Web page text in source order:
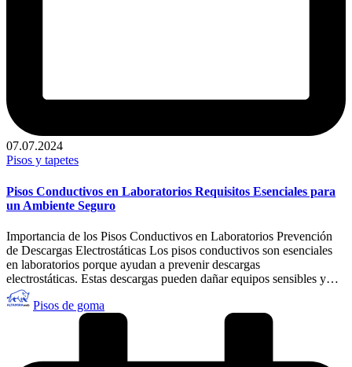
07.07.2024
Publicado
Pisos y tapetes
Pisos Conductivos en Laboratorios Requisitos Esenciales para
un Ambiente Seguro
Importancia de los Pisos Conductivos en Laboratorios Prevención
de Descargas Electrostáticas Los pisos conductivos son esenciales
en laboratorios porque ayudan a prevenir descargas
electrostáticas. Estas descargas pueden dañar equipos sensibles y…
Publicado
por
Pisos de goma